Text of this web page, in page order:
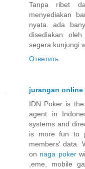
Tanpa ribet
menyediakan
nyata. ada
disediakan
segera kunjungi
Ответить
jurangan online
IDN Poker is
agent in
systems and
is more fun to
members' data.
on naga poker
,eme, mobile